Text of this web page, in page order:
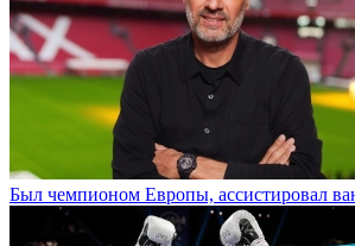
Был чемпионом Европы, ассистировал